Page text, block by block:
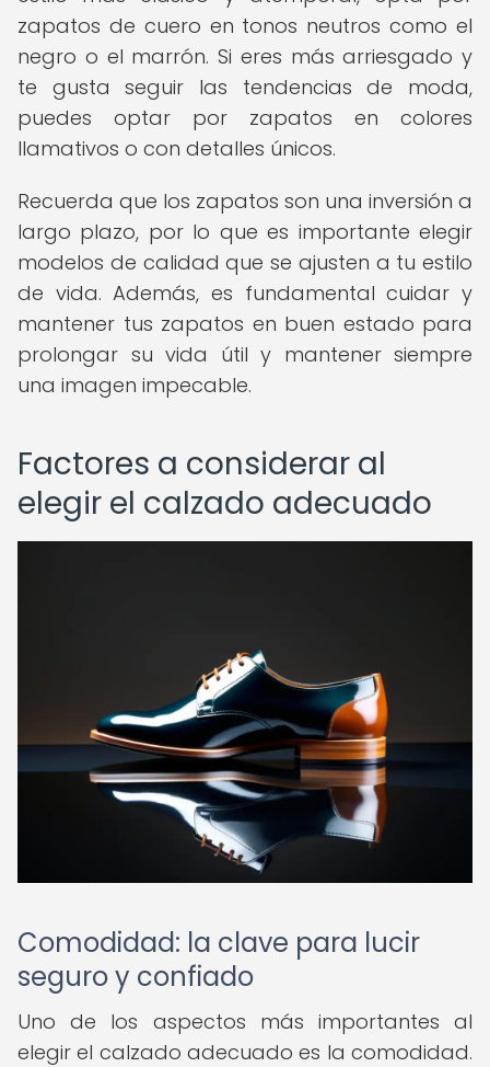
zapatos de cuero en tonos neutros como el
negro o el marrón. Si eres más arriesgado y
te gusta seguir las tendencias de moda,
puedes optar por zapatos en colores
llamativos o con detalles únicos.
Recuerda que los zapatos son una inversión a
largo plazo, por lo que es importante elegir
modelos de calidad que se ajusten a tu estilo
de vida. Además, es fundamental cuidar y
mantener tus zapatos en buen estado para
prolongar su vida útil y mantener siempre
una imagen impecable.
Factores a considerar al
elegir el calzado adecuado
Comodidad: la clave para lucir
seguro y confiado
Uno de los aspectos más importantes al
elegir el calzado adecuado es la comodidad.